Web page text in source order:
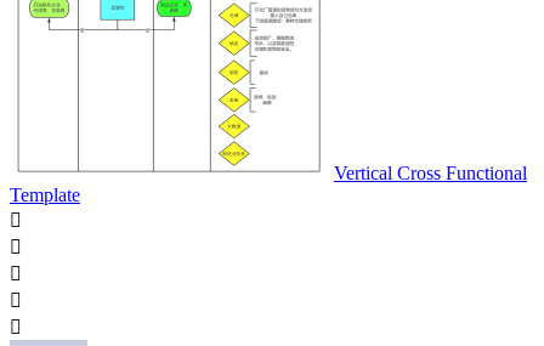
Vertical Cross Functional
Template




